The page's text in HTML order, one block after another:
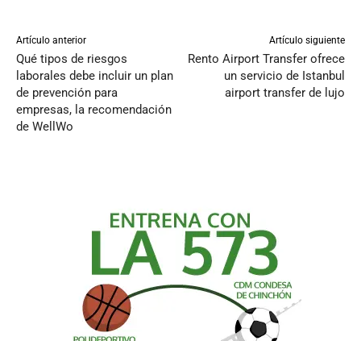
Artículo anterior
Qué tipos de riesgos
laborales debe incluir un plan
de prevención para
empresas, la recomendación
de WellWo
Artículo siguiente
Rento Airport Transfer ofrece
un servicio de Istanbul
airport transfer de lujo